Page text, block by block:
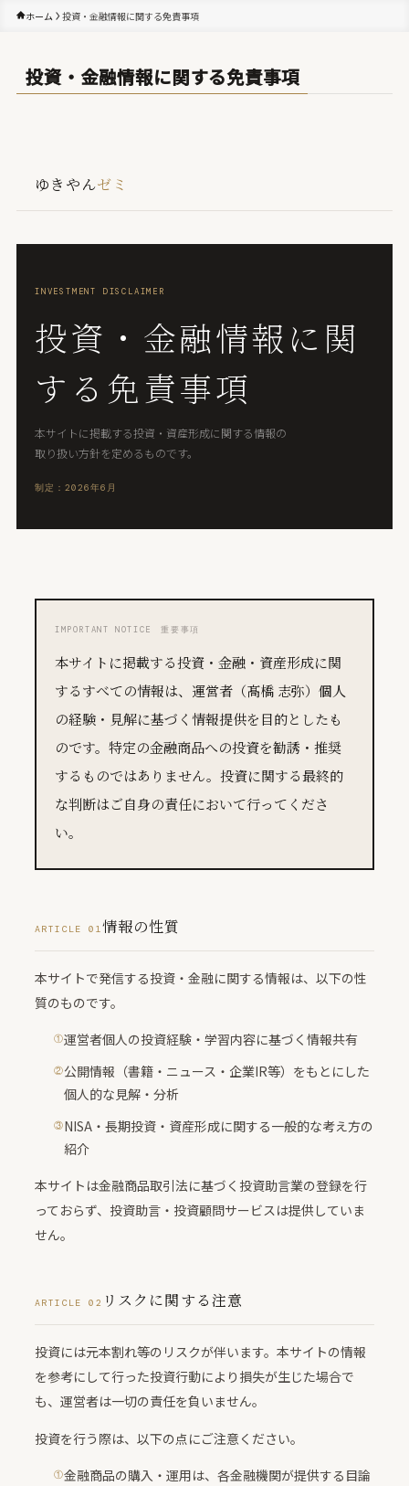
ホーム 投資・金融情報に関する免責事項
投資・金融情報に関する免責事項
ゆきやんゼミ
INVESTMENT DISCLAIMER
投資・金融情報に関
する免責事項
本サイトに掲載する投資・資産形成に関する情報の
取り扱い方針を定めるものです。
制定：2026年6月
IMPORTANT NOTICE 重要事項
本サイトに掲載する投資・金融・資産形成に関
するすべての情報は、運営者（髙橋 志弥）個人
の経験・見解に基づく情報提供を目的としたも
のです。特定の金融商品への投資を勧誘・推奨
するものではありません。投資に関する最終的
な判断はご自身の責任において行ってくださ
い。
ARTICLE 01情報の性質
本サイトで発信する投資・金融に関する情報は、以下の性
質のものです。
運営者個人の投資経験・学習内容に基づく情報共有
公開情報（書籍・ニュース・企業IR等）をもとにした
個人的な見解・分析
NISA・長期投資・資産形成に関する一般的な考え方の
紹介
本サイトは金融商品取引法に基づく投資助言業の登録を行
っておらず、投資助言・投資顧問サービスは提供していま
せん。
ARTICLE 02 リスクに関する注意
投資には元本割れ等のリスクが伴います。本サイトの情報
を参考にして行った投資行動により損失が生じた場合で
も、運営者は一切の責任を負いません。
投資を行う際は、以下の点にご注意ください。
金融商品の購入・運用は、各金融機関が提供する目論